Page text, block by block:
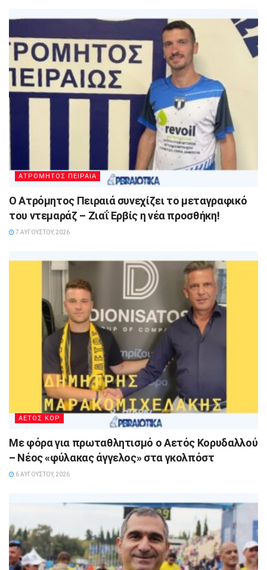
ΑΤΡΟΜΗΤΟΣ ΠΕΙΡΑΙΑ
Ο Ατρόμητος Πειραιά συνεχίζει το μεταγραφικό
του ντεμαράζ – Ζιαΐ Ερβίς η νέα προσθήκη!
7 ΑΥΓΟΎΣΤΟΥ, 2026
ΑΕΤΟΣ ΚΟΡ
Με φόρα για πρωταθλητισμό ο Αετός Κορυδαλλού
– Νέος «φύλακας άγγελος» στα γκολπόστ
6 ΑΥΓΟΎΣΤΟΥ, 2026